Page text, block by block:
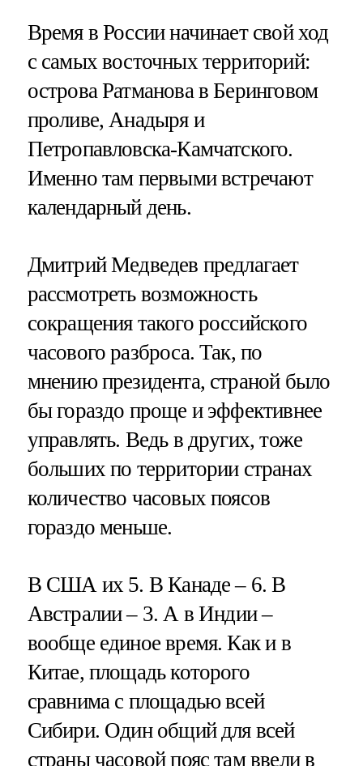
Время в России начинает свой ход
с самых восточных территорий:
острова Ратманова в Беринговом
проливе, Анадыря и
Петропавловска-Камчатского.
Именно там первыми встречают
календарный день.
Дмитрий Медведев предлагает
рассмотреть возможность
сокращения такого российского
часового разброса. Так, по
мнению президента, страной было
бы гораздо проще и эффективнее
управлять. Ведь в других, тоже
больших по территории странах
количество часовых поясов
гораздо меньше.
В США их 5. В Канаде – 6. В
Австралии – 3. А в Индии –
вообще единое время. Как и в
Китае, площадь которого
сравнима с площадью всей
Сибири. Один общий для всей
страны часовой пояс там ввели в